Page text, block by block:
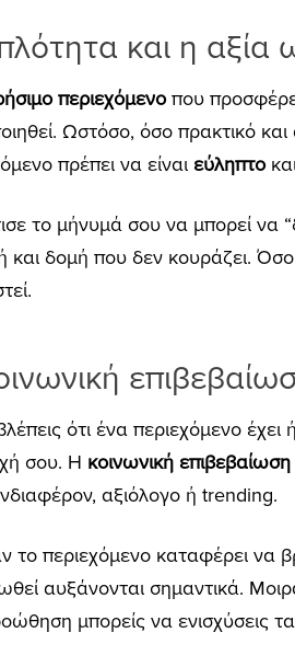
και η αξία
περιεχόμενοπου
Ωστόσο, όσο πρακτικό
πρέπει να είναι εύληπτο
το μήνυμά σου να μπορεί να
και δομή που δεν κουράζει. Όσο
ότι ένα περιεχόμενο
σου. Η κοινωνική
αξιόλογο ή trending.
το περιεχόμενο καταφέρει να
αυξάνονται σημαντικά.
μπορείς να ενισχύσεις